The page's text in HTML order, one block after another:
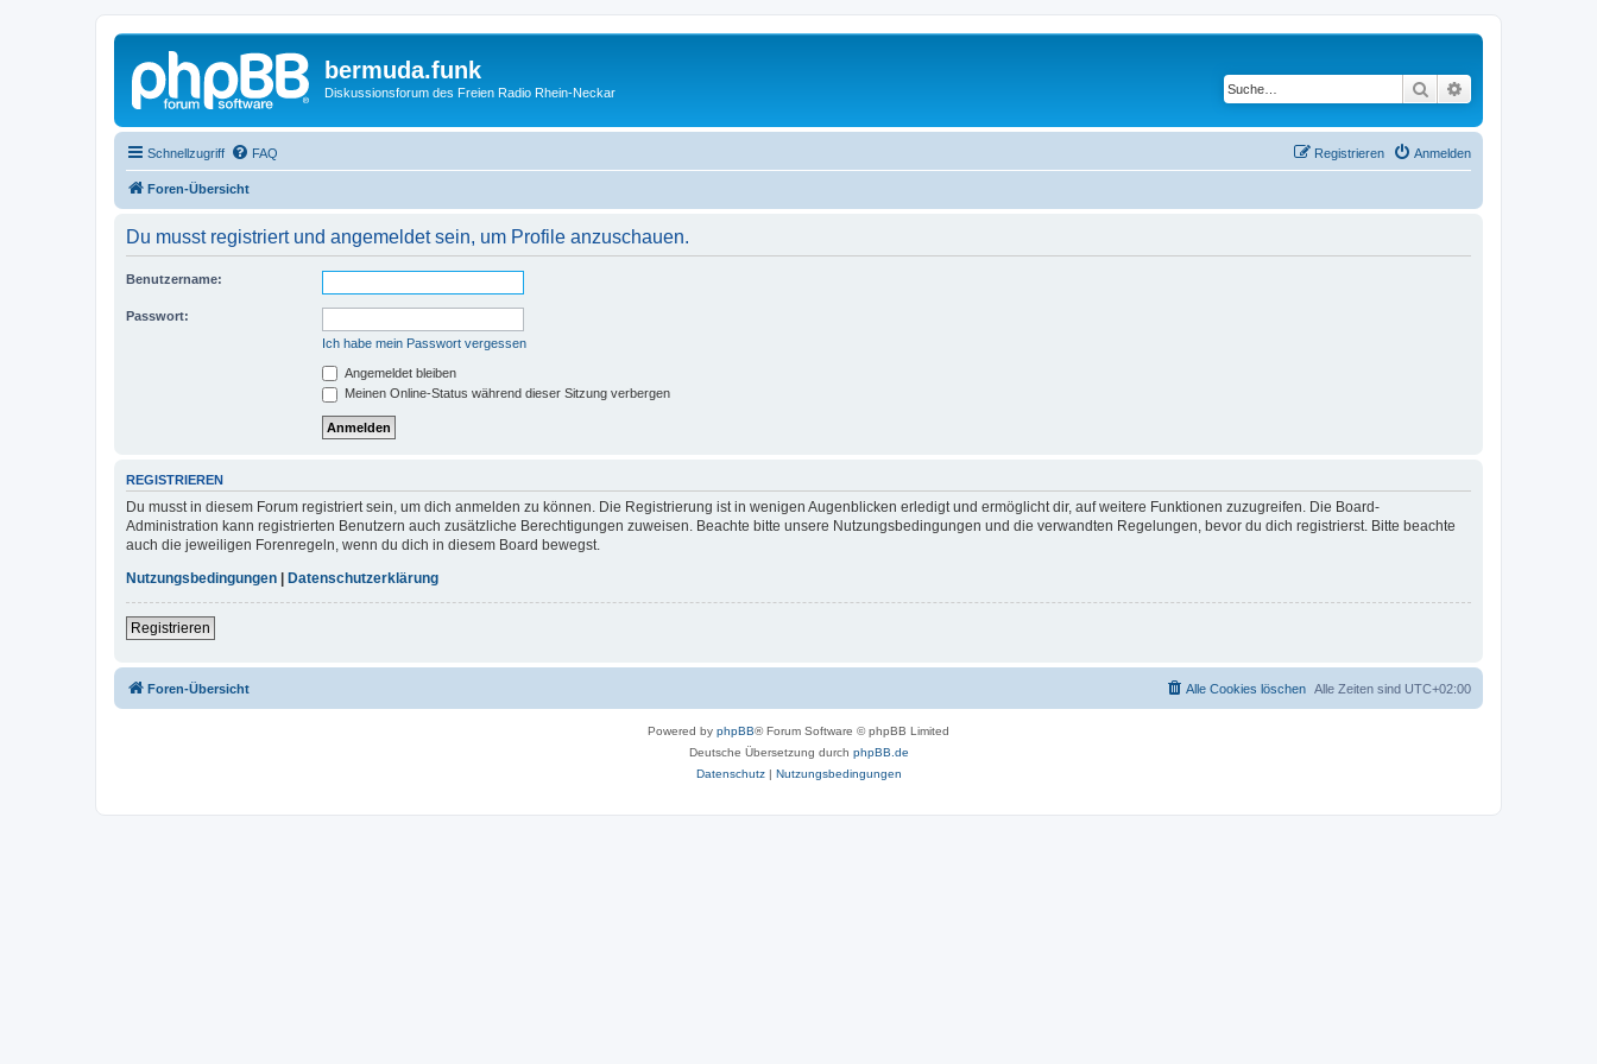
bermuda.funk
Diskussionsforum des Freien Radio Rhein-Neckar Suche
Schnellzugriff FAQ Anmelden
Registrieren
Foren-Übersicht
Du musst registriert und angemeldet sein, um Profile anzuschauen.
Benutzername:
Passwort:
Ich habe mein Passwort vergessen
Angemeldet bleiben
Meinen Online-Status während dieser Sitzung verbergen
REGISTRIEREN
Du musst in diesem Forum registriert sein, um dich anmelden zu können. Die Registrierung ist in wenigen Augenblicken erledigt und ermöglicht dir, auf weitere Funktionen zuzugreifen. Die Board-
Administration kann registrierten Benutzern auch zusätzliche Berechtigungen zuweisen. Beachte bitte unsere Nutzungsbedingungen und die verwandten Regelungen, bevor du dich registrierst. Bitte beachte
auch die jeweiligen Forenregeln, wenn du dich in diesem Board bewegst.
Nutzungsbedingungen
Datenschutzerklärung
Registrieren
Foren-Übersicht Alle Zeiten sind UTC+02:00
Alle Cookies löschen
Powered by phpBB® Forum Software © phpBB Limited
Deutsche Übersetzung durch phpBB.de
Datenschutz| Nutzungsbedingungen